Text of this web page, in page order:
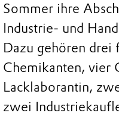
Sommer ihre
Industrie- und
Dazu gehören drei
Chemikanten, vier
Lacklaborantin,
zwei